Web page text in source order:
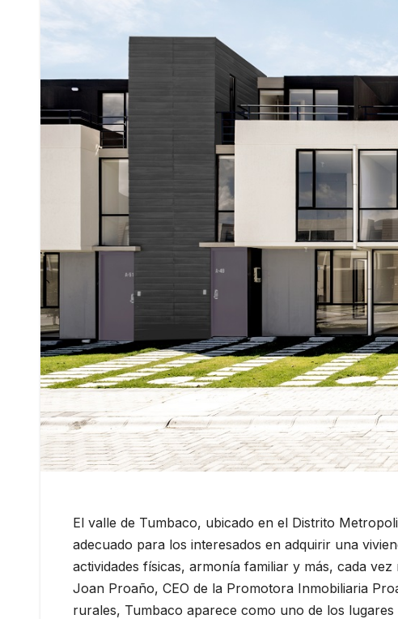
El valle de Tumbaco, ubicado en el Distrito
adecuado para los interesados en adquirir una
actividades físicas, armonía familiar y más, cada
Joan Proaño, CEO de la Promotora Inmobiliaria
rurales, Tumbaco aparece como uno de los